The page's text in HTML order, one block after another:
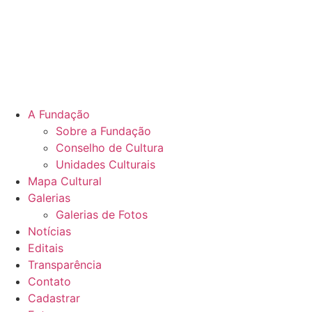
A Fundação
Sobre a Fundação
Conselho de Cultura
Unidades Culturais
Mapa Cultural
Galerias
Galerias de Fotos
Notícias
Editais
Transparência
Contato
Cadastrar